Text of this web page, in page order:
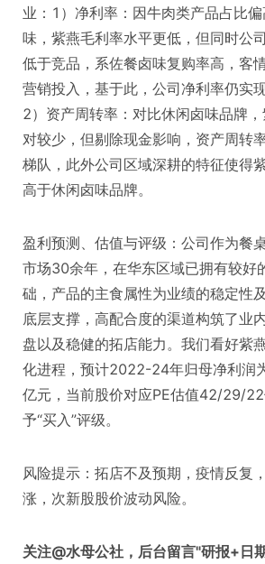
业：1）净利率：因牛肉类产品占比
味，紫燕毛利率水平更低，但同时公
低于竞品，系佐餐卤味复购率高，客
营销投入，基于此，公司净利率仍实
2）资产周转率：对比休闲卤味品牌
对较少，但剔除现金影响，资产周转
梯队，此外公司区域深耕的特征使得
高于休闲卤味品牌。
盈利预测、估值与评级：公司作为餐
市场30余年，在华东区域已拥有较好
础，产品的主食属性为业绩的稳定性
底层支撑，高配合度的渠道构筑了业
盘以及稳健的拓店能力。我们看好紫
化进程，预计2022-24年归母净利
亿元，当前股价对应PE估值42/29/
予“买入”评级。
风险提示：拓店不及预期，疫情反复
涨，次新股股价波动风险。
关注@水母公社，后台留言"研报+日